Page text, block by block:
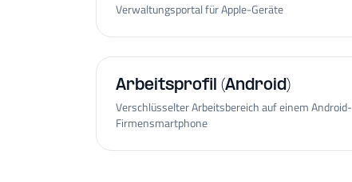
Verwaltungsportal für Apple-Geräte
Arbeitsprofil (Android)
Verschlüsselter Arbeitsbereich auf einem Android-
Firmensmartphone